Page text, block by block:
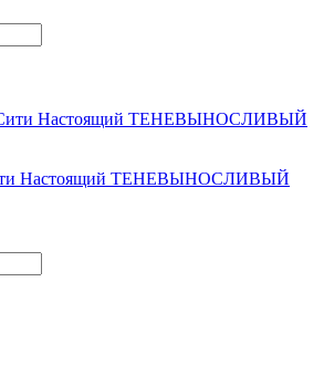
Настоящий ТЕНЕВЫНОСЛИВЫЙ